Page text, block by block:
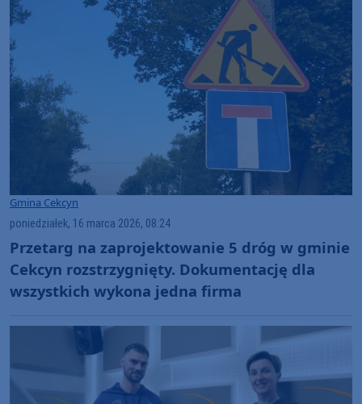
Gmina Cekcyn
poniedziałek, 16 marca 2026, 08:24
Przetarg na zaprojektowanie 5 dróg w gminie
Cekcyn rozstrzygnięty. Dokumentację dla
wszystkich wykona jedna firma